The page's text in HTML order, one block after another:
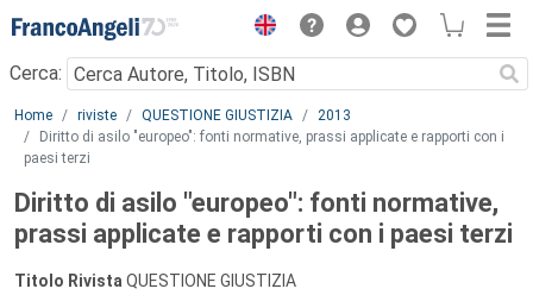
Menu
Cerca:
Main content
Home riviste QUESTIONE GIUSTIZIA
2013
Diritto di asilo "europeo": fonti normative, prassi applicate e rapporti con i
paesi terzi
Diritto di asilo "europeo": fonti normative,
prassi applicate e rapporti con i paesi terzi
Titolo Rivista QUESTIONE GIUSTIZIA